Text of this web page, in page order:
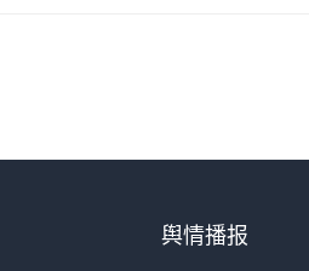
舆情播报